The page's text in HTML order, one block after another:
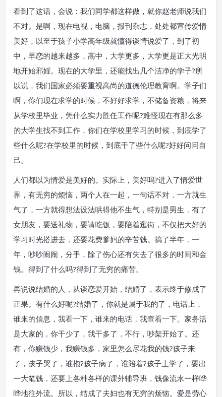
看到了这话，会说：我们同学都这样做，就你赵老师说我们
不对。是啊，现在电视，电脑，报刊杂志，处处都宣传爱情
美好，以至于孩子小学高年级就懂得谈情说爱了，到了初
中，早恋的越来越多，高中，大学更多，大学更是正大光明
地开始邪婬。现在的大学里，还能找出几个洁净的学子?所
以说，我们国家必须要重视高尚的道德伦理教育啊。学子们
啊，你们现在求学的时候，不好好求学，不储备资粮，将来
从学校里毕业，凭什么实力胜任工作呢?难怪现在有那么多
的大学生找不到工作，你们在学校里学习的时候，到底学了
些什么呢?在学校里的时候，到底干了些什么呢?好好问问自
己。
人们都以为情爱是美好的。实际上，美好吗?进入了情爱世
界，有无穷的烦恼，两个人在一起，一句话不对，一方就生
气了，一方就得想法设法哄得他不生气，特别是男生，有了
女朋友，要送礼物，要请吃饭，要陪着逛街，不仅把大好的
学习时光搭进去，还要花费爹妈的辛苦钱。搞了半年，一
年，吵吵闹闹，分手，除了伤心还有失去了很多的时间和金
钱。得到了什么吗?得到了无穷的痛苦。
再说说结婚的人，从谈恋爱开始，结婚了，表示终于修成了
正果。有什么好呢?结婚了，你就是属于我的了，电话上，
谁来的信息，我看一下，谁来的电话，我查看一下。家务活
是大家的，你干少了，我干多了，不行，吵架开始了。还
有，你赚钱少，我赚钱多，家里怎么尽花我的钱?孩子来
了，孩子哭了，谁抱?孩子病了，谁陪着?孩子上学了，要出
一大笔钱，还要上各种各样的课外辅导班，钱像流水一样哗
哗地往外流。所以，结成了夫妇也有无穷的烦恼。爱是劳心